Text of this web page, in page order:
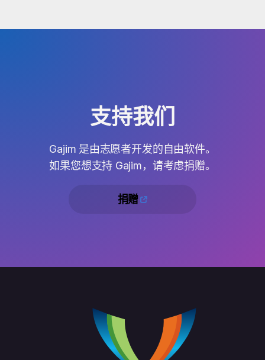
支持我们
Gajim 是由志愿者开发的自由软件。
如果您想支持 Gajim，请考虑捐赠。
捐赠